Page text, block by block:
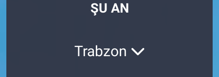
ŞU AN
Trabzon
Son Dakika Haberleri